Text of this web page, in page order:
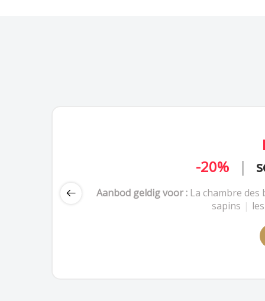
-20% |
Aanbod geldig voor : La chambre des
sapins |
-20% |
Aanbod geldig voor : La chambre des
sapins |